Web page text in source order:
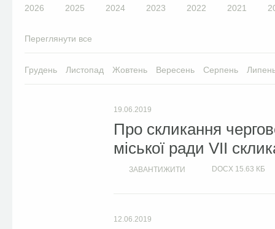
2026 2025 2024 2023 2022 2021
Переглянути все
Грудень Листопад Жовтень Вересень Серпень
19.06.2019
Про скликання
міської ради VII
ЗАВАНТИЖИТИ DOCX 15.63 КБ
12.06.2019